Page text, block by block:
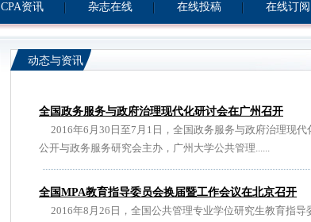
CPA资讯 杂志在线 在线投稿 在线订阅
动态与资讯
全国政务服务与政府治理现代化研讨会在广州召开
2016年6月30日至7月1日，全国政务服务与政府治理现
公开与政务服务研究会主办，广州大学公共管理......
全国MPA教育指导委员会换届暨工作会议在北京召开
2016年8月26日，全国公共管理专业学位研究生教育指导